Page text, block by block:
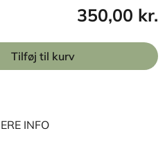
350,00 kr.
Tilføj til kurv
INFO